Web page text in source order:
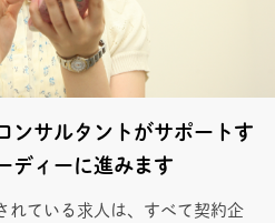
ンサルタントがサポートす
ディーに進みます
れている求人は、すべて契約企